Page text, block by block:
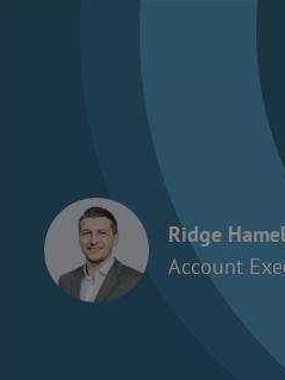
Ridge
Account